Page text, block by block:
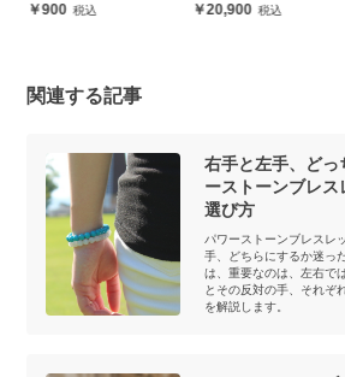
20,000
関連する記事
右手と左手、どっ
ーストーンブレ
選び方
パワーストーンブレスレ
手、どちらにするか迷っ
は、重要なのは、左右で
とその反対の手、それぞ
を解説します。